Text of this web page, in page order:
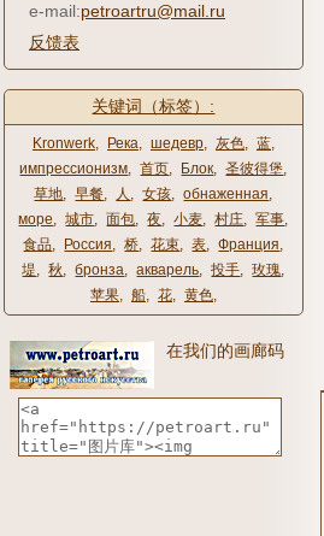
e-mail:petroartru@mail.ru
反馈表
关键词（标签）:
Kronwerk, Река, шедевр, 灰色, 蓝,
импрессионизм, 首页, Блок, 圣彼得堡,
草地, 早餐, 人 , 女孩, обнаженная,
море, 城市, 面包, 夜, 小麦, 村庄, 军事,
食品, Россия, 桥, 花束, 表, Франция,
堤, 秋, бронза, акварель, 投手, 玫瑰,
苹果, 船, 花, 黄色,
在我们的画廊码